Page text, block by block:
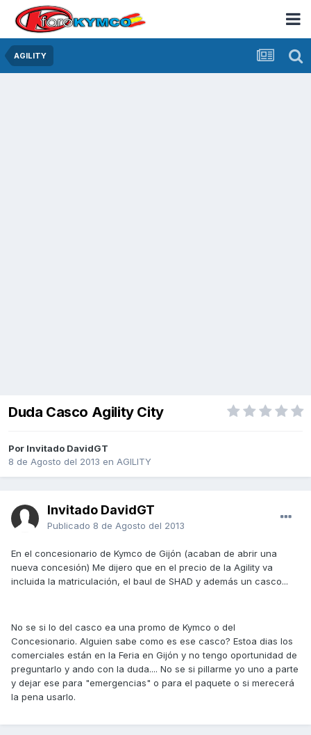
AGILITY
Duda Casco Agility City
Por Invitado DavidGT
8 de Agosto del 2013 en AGILITY
Invitado DavidGT
Publicado 8 de Agosto del 2013
En el concesionario de Kymco de Gijón (acaban de abrir una
nueva concesión) Me dijero que en el precio de la Agility va
incluida la matriculación, el baul de SHAD y además un casco...
No se si lo del casco ea una promo de Kymco o del
Concesionario. Alguien sabe como es ese casco? Estoa dias los
comerciales están en la Feria en Gijón y no tengo oportunidad de
preguntarlo y ando con la duda.... No se si pillarme yo uno a parte
y dejar ese para "emergencias" o para el paquete o si merecerá
la pena usarlo.